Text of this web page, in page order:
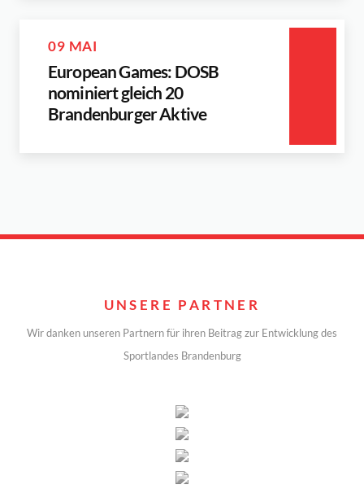
09 MAI
European Games: DOSB
nominiert gleich 20
Brandenburger Aktive
UNSERE PARTNER
Wir danken unseren Partnern für ihren Beitrag zur Entwicklung des
Sportlandes Brandenburg